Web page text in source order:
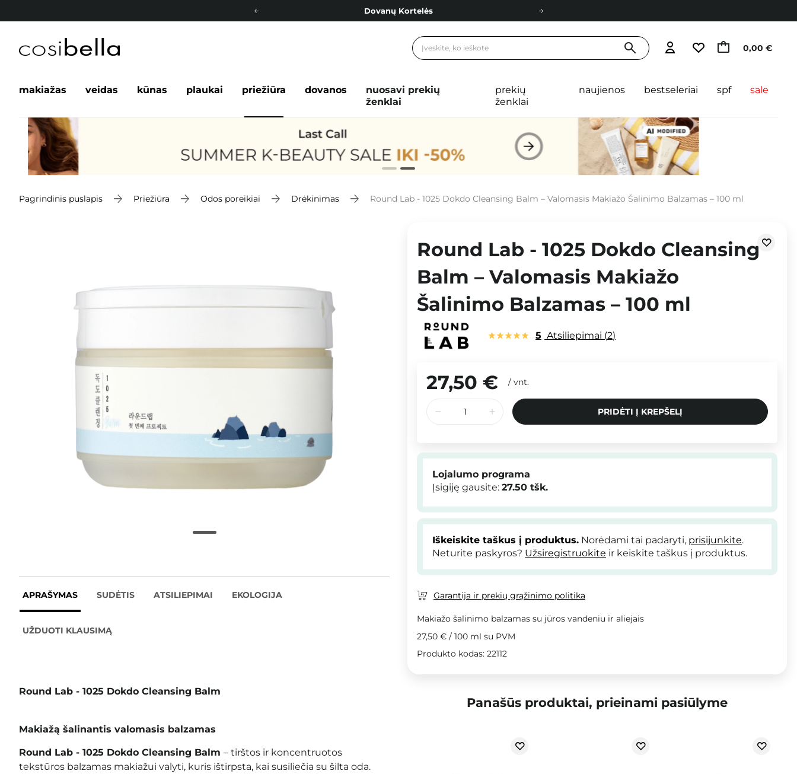
Dovanų Kortelės
Nemokamas pristatymas nuo 40,00 € 0,00 €
makiažas veidas kūnas plaukai priežiūra dovanos
nuosavi prekių
ženklai
prekių
ženklai
naujienos bestseleriai spf sale
Pagrindinis puslapis Priežiūra Odos poreikiai Drėkinimas Round Lab - 1025 Dokdo Cleansing Balm – Valomasis Makiažo Šalinimo Balzamas – 100 ml
APRAŠYMAS SUDĖTIS ATSILIEPIMAI EKOLOGIJA
UŽDUOTI KLAUSIMĄ
Round Lab - 1025 Dokdo Cleansing Balm
Makiažą šalinantis valomasis balzamas
Round Lab - 1025 Dokdo Cleansing Balm – tirštos ir koncentruotos
tekstūros balzamas makiažui valyti, kuris ištirpsta, kai susiliečia su šilta oda.
Round Lab - 1025 Dokdo Cleansing
Balm – Valomasis Makiažo
Šalinimo Balzamas – 100 ml
5 Atsiliepimai 2
27,50 € / vnt.
PRIDĖTI Į KREPŠELĮ
Lojalumo programa
Įsigiję gausite: 27.50 tšk.
Iškeiskite taškus į produktus. Norėdami tai padaryti, prisijunkite.
Neturite paskyros? Užsiregistruokite ir keiskite taškus į produktus.
Garantija ir prekių grąžinimo politika
Makiažo šalinimo balzamas su jūros vandeniu ir aliejais
27,50 € / 100 ml su PVM
Produkto kodas: 22112
Panašūs produktai, prieinami pasiūlyme